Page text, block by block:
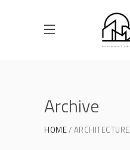
Archive
HOME ARCHITECTURE